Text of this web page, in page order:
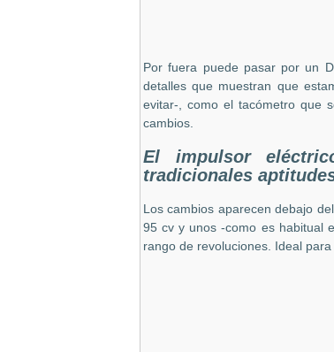
Por fuera puede pasar por un
detalles que muestran que
evitar-, como el tacómetro que
cambios.
El impulsor
tradicionales
Los cambios aparecen debajo
95 cv y unos -como es habitual
rango de revoluciones. Ideal para